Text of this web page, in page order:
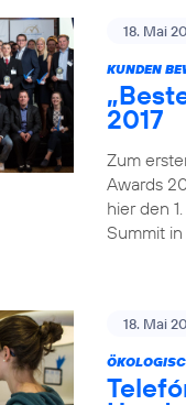
18. Mai
KUNDEN
2017
Zum
Awards
hier den
Summit
18. Mai